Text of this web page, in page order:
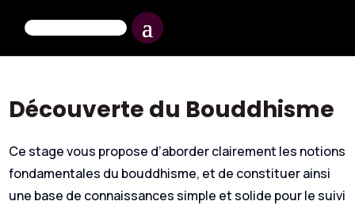
Découverte du Bouddhisme
Ce stage vous propose d’aborder clairement les notions
fondamentales du bouddhisme, et de constituer ainsi
une base de connaissances simple et solide pour le suivi